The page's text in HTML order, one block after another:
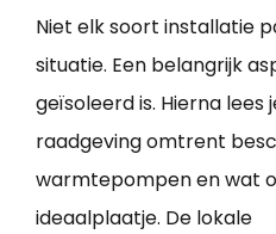
Niet elk soort installatie
situatie. Een belangrijk
geïsoleerd is. Hierna lees
raadgeving omtrent
warmtepompen en wat
ideaalplaatje. De lokale